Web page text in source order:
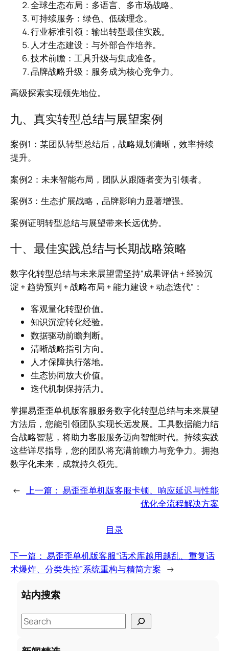
全球生态布局：多语言、多市场战略。
可持续服务：绿色、低碳理念。
行业标准引领：输出转型最佳实践。
人才生态建设：与外部合作培养。
技术前瞻：工具升级与集成准备。
品牌战略升级：服务成为核心竞争力。
高级探索实现领先地位。
九、真实转型总结与展望案例
案例1：某团队转型总结后，战略规划清晰，效率持续
提升。
案例2：未来智能布局，团队从跟随者变为引领者。
案例3：生态扩展战略，品牌影响力显著增强。
案例证明转型总结与展望带来长远优势。
十、最佳实践总结与长期战略策略
数字化转型总结与未来展望需坚持“成果评估 + 经验沉
淀 + 趋势预判 + 战略布局 + 能力建设 + 动态迭代”：
客观量化转型价值。
知识沉淀转化经验。
数据驱动前瞻判断。
清晰战略指引方向。
人才保障执行落地。
生态协同放大价值。
迭代机制保持活力。
掌握易歪歪单机版客服服务数字化转型总结与未来展望
方法后，您能引领团队实现长远发展。工具数据能力结
合战略智慧，将助力客服服务迈向智能时代。持续实践
这些详尽指导，您的团队将充满前瞻力与竞争力。拥抱
数字化未来，成就持久领先。
← 上一篇： 易歪歪单机版客服卡顿、响应延迟与性能
优化全流程解决方案
目录
下一篇： 易歪歪单机版客服“话术库越用越乱、重复话
术爆炸、分类失控”系统重构与精简方案 →
站内搜索
S
e
a